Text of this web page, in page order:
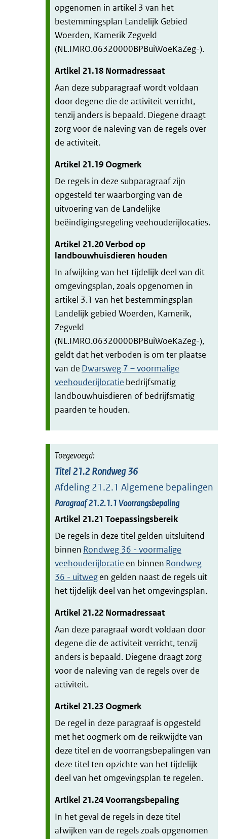
opgenomen in artikel 3 van het
bestemmingsplan Landelijk Gebied
Woerden, Kamerik Zegveld
(NL.IMRO.06320000BPBuiWoeKaZeg-).
Artikel 21.18 Normadressaat
Aan deze subparagraaf wordt voldaan
door degene die de activiteit verricht,
tenzij anders is bepaald. Diegene draagt
zorg voor de naleving van de regels over
de activiteit.
Artikel 21.19Oogmerk
De regels in deze subparagraaf zijn
opgesteld ter waarborging van de
uitvoering van de Landelijke
beëindigingsregeling veehouderijlocaties.
Artikel 21.20Verbod op
landbouwhuisdieren houden
In afwijking van het tijdelijk deel van dit
omgevingsplan, zoals opgenomen in
artikel 3.1 van het bestemmingsplan
Landelijk gebied Woerden, Kamerik,
Zegveld
(NL.IMRO.06320000BPBuiWoeKaZeg-),
geldt dat het verboden is om ter plaatse
van de Dwarsweg 7 – voormalige
veehouderijlocatie bedrijfsmatig
landbouwhuisdieren of bedrijfsmatig
paarden te houden.
Titel21.2 Rondweg 36
Afdeling 21.2.1 Algemene bepalingen
Paragraaf21.2.1.1Voorrangsbepaling
Artikel 21.21 Toepassingsbereik
De regels in deze titel gelden uitsluitend
binnen Rondweg 36 - voormalige
veehouderijlocatie en binnen Rondweg
36 - uitwegen gelden naast de regels uit
het tijdelijk deel van het omgevingsplan.
Artikel 21.22 Normadressaat
Aan deze paragraaf wordt voldaan door
degene die de activiteit verricht, tenzij
anders is bepaald. Diegene draagt zorg
voor de naleving van de regels over de
activiteit.
Artikel 21.23Oogmerk
De regel in deze paragraaf is opgesteld
met het oogmerk om de reikwijdte van
deze titel en de voorrangsbepalingen van
deze titel ten opzichte van het tijdelijk
deel van het omgevingsplan te regelen.
Artikel 21.24Voorrangsbepaling
In het geval de regels in deze titel
afwijken van de regels zoals opgenomen